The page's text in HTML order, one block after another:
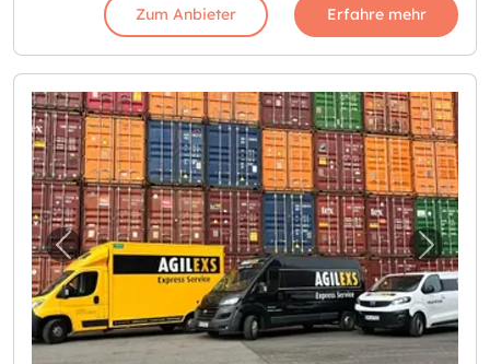
Zum Anbieter Erfahre mehr
Vorheriges Bild für "Selfstorage-Container